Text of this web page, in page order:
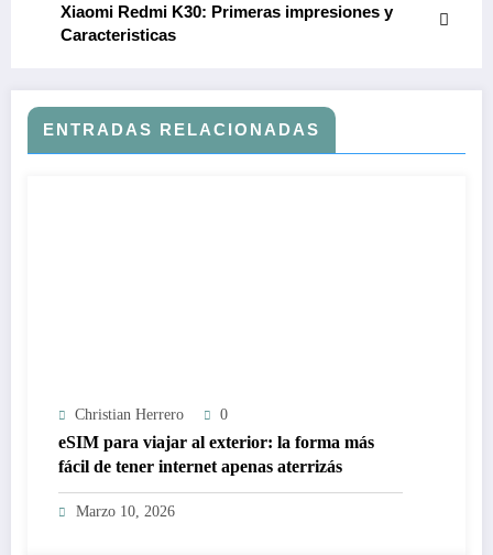
Xiaomi Redmi K30: Primeras impresiones y
Caracteristicas
ENTRADAS RELACIONADAS
Christian Herrero 0
eSIM para viajar al exterior: la forma más
fácil de tener internet apenas aterrizás
Marzo 10, 2026